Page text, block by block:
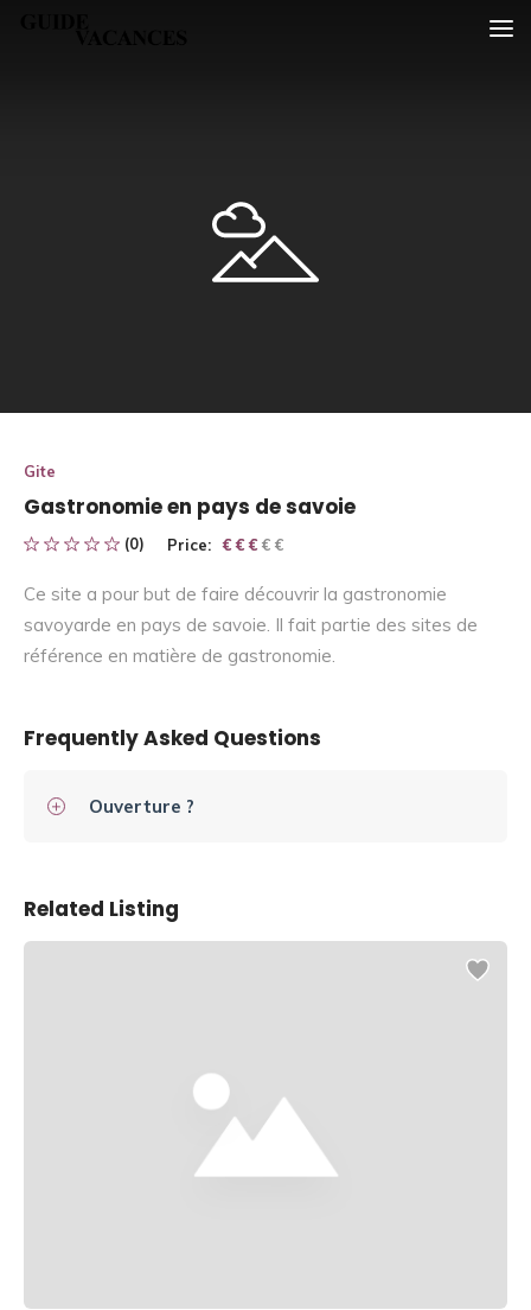
Gite
Gastronomie en pays de savoie
(0) Price: € € € € €
€ € €
Ce site a pour but de faire découvrir la gastronomie
savoyarde en pays de savoie. Il fait partie des sites de
référence en matière de gastronomie.
Frequently Asked Questions
Ouverture ?
Related Listing